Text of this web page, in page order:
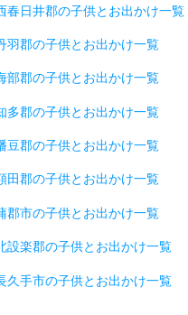
春日井郡の子供とお出かけ一覧
羽郡の子供とお出かけ一覧
部郡の子供とお出かけ一覧
多郡の子供とお出かけ一覧
豆郡の子供とお出かけ一覧
田郡の子供とお出かけ一覧
郡市の子供とお出かけ一覧
設楽郡の子供とお出かけ一覧
久手市の子供とお出かけ一覧